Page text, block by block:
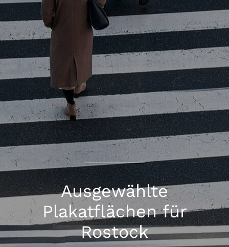
Ausgewählte
Plakatflächen für
Rostock